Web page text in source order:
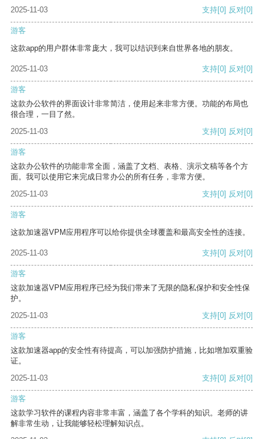
2025-11-03 支持[0] 反对[0]
游客
这款app的用户群体非常庞大，我可以结识到来自世界各地的朋友。
2025-11-03 支持[0] 反对[0]
游客
这款办公软件的界面设计非常简洁，使用起来非常方便。功能的布局也
很合理，一目了然。
2025-11-03
支持[0] 反对[0]
游客
这款办公软件的功能非常全面，涵盖了文档、表格、演示文稿等各个方
面。我可以使用它来完成日常办公的所有任务，非常方便。
2025-11-03
支持[0] 反对[0]
游客
这款加速器VPM应用程序可以给你提供全球覆盖和最高安全性的连接。
2025-11-03 支持[0] 反对[0]
游客
这款加速器VPM应用程序已经为我们带来了无限的隐私保护和安全性保
护。
2025-11-03
支持[0] 反对[0]
游客
这款加速器app的安全性有待提高，可以加强防护措施，比如增加双重验
证。
2025-11-03
支持[0] 反对[0]
游客
这款学习软件的课程内容非常丰富，涵盖了各个学科的知识。老师的讲
解非常生动，让我能够轻松理解知识点。